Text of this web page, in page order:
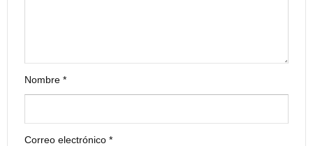
Nombre *
Correo electrónico *